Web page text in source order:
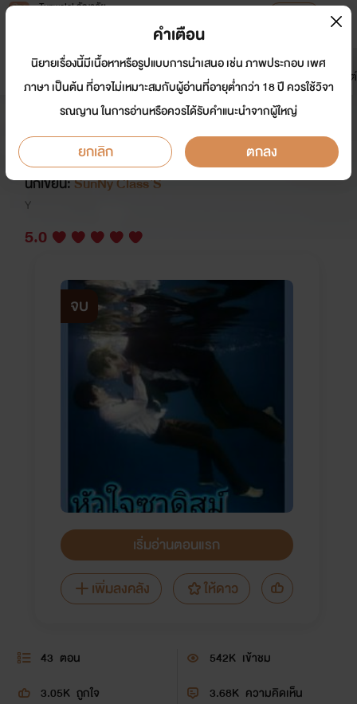
Tunwalai ธัญวลัย
หน้าแรก นิยาย อีบุ๊ก การ์ตูน
มาใหม่
ดรีมแชท ธัญลิสต์
หัวใจซาดิสม์ (SM+NC18+) (จบ
บริบูรณ์)
นักเขียน:SunNy Class`S
Y
5.0
จบ
เริ่มอ่านตอนแรก
เพิ่มลงคลัง
ให้ดาว
43 ตอน 542K เข้าชม
3.05K ถูกใจ 3.68K ความคิดเห็น
คำเตือน
นิยายเรื่องนี้มีเนื้อหาหรือรูปแบบการนำเสนอ เช่น ภาพประกอบ เพศ
ภาษา เป็นต้น ที่อาจไม่เหมาะสมกับผู้อ่านที่อายุต่ำกว่า 18 ปี ควรใช้วิจา
รณญาน ในการอ่านหรือควรได้รับคำแนะนำจากผู้ใหญ่
ยกเลิก ตกลง